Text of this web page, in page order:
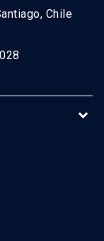
Chile